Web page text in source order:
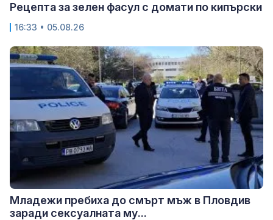
Рецепта за зелен фасул с домати по кипърски
16:33 • 05.08.26
Младежи пребиха до смърт мъж в Пловдив
заради сексуалната му...